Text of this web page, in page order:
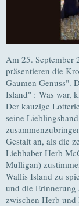
Am 25. September
präsentieren die
Gaumen Genuss".
Island" : Was war,
Der kauzige
seine
Gestalt an, als die
Liebhaber Herb
Mulligan)
Wallis Island zu
und die
zwischen Herb